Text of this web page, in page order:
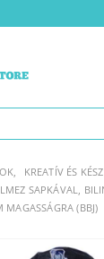
,
KREATÍV ÉS
SAPKÁVAL,
(BBJ)